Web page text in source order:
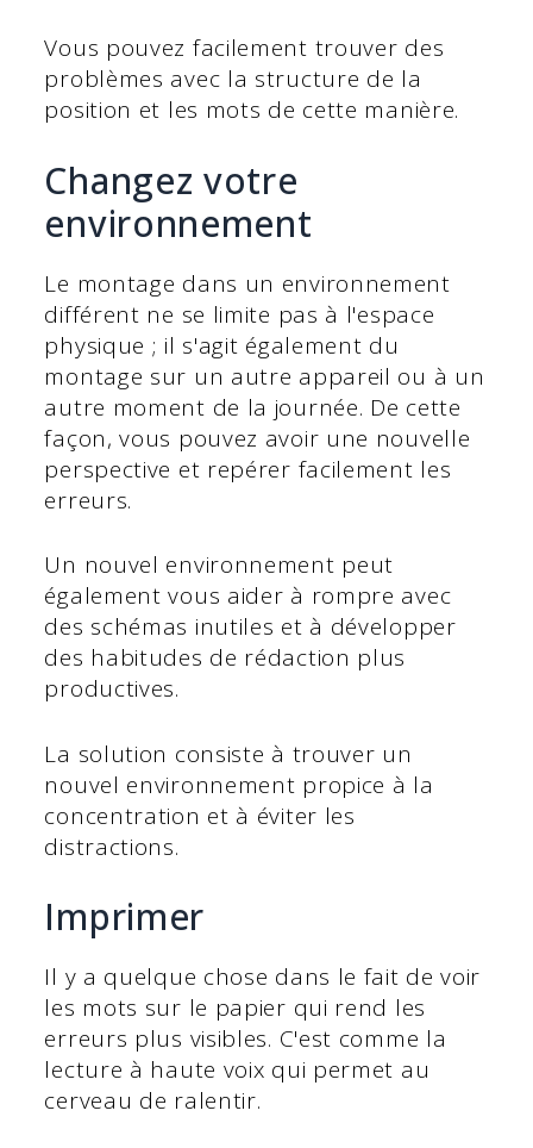
Vous pouvez facilement trouver des
problèmes avec la structure de la
position et les mots de cette manière.
Changez votre
environnement
Le montage dans un environnement
différent ne se limite pas à l'espace
physique ; il s'agit également du
montage sur un autre appareil ou à un
autre moment de la journée. De cette
façon, vous pouvez avoir une nouvelle
perspective et repérer facilement les
erreurs.
Un nouvel environnement peut
également vous aider à rompre avec
des schémas inutiles et à développer
des habitudes de rédaction plus
productives.
La solution consiste à trouver un
nouvel environnement propice à la
concentration et à éviter les
distractions.
Imprimer
Il y a quelque chose dans le fait de voir
les mots sur le papier qui rend les
erreurs plus visibles. C'est comme la
lecture à haute voix qui permet au
cerveau de ralentir.